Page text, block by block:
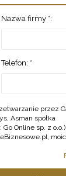
Nazwa firmy *:
Telefon: *
przez
Asman spółka
Online sp. z o.o.)